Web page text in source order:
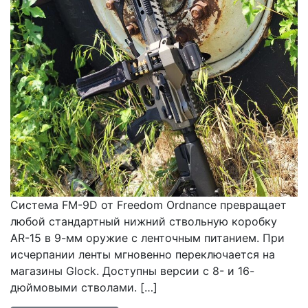
Система FM-9D от Freedom Ordnance превращает
любой стандартный нижний ствольную коробку
AR-15 в 9-мм оружие с ленточным питанием. При
исчерпании ленты мгновенно переключается на
магазины Glock. Доступны версии с 8- и 16-
дюймовыми стволами. […]